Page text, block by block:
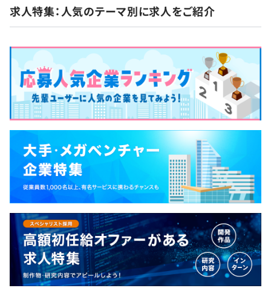
Docker、Terraform
【VPoE（開発組織責任者 ）からの採用メッセージ】
★ものづくりが好き。
★コードを書くのが楽しい。
★新しい仕組みを考えるのがワクワクする。
そんな仲間たちとともに、わたしたちは日々の仕事に全力
で取り組んでいます。
わたしたちの目指すものづくりとは何か。
それは既存の仕組みをただ置き換えるだけのものではあり
ません。
前提を疑い、新しい仕組みをつくり出すことで、労働にま
つわる社会課題を解決すること。
それがわたしたちの目指すものづくりです。
求人特集：人気のテーマ別に求人をご紹介